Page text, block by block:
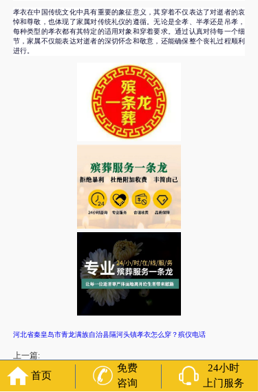
孝衣在中国传统文化中具有重要的象征意义，其穿着不仅表达了对逝者的哀
悼和尊敬，也体现了家属对传统礼仪的遵循。无论是全孝、半孝还是吊孝，
每种类型的孝衣都有其特定的适用对象和穿着要求。通过认真对待每一个细
节，家属不仅能表达对逝者的深切怀念和敬意，还能确保整个丧礼过程顺利
进行。
河北省秦皇岛市青龙满族自治县隔河头镇孝衣怎么穿？殡仪电话
上一篇:
河北省秦皇岛市青龙满族自治县都阳路街道送葬有什么忌讳？
下一篇:
首页
免费
咨询
24小时
上门服务